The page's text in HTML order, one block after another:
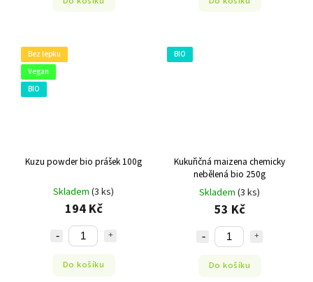
Bez lepku
Vegan
BIO
Kuzu powder bio prášek 100g
Skladem (3 ks)
194 Kč
Do košíku
BIO
Kukuřičná maizena chemicky
nebělená bio 250g
Skladem (3 ks)
53 Kč
Do košíku